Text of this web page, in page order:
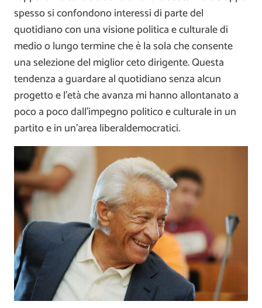
spesso si confondono interessi di parte del
quotidiano con una visione politica e culturale di
medio o lungo termine che è la sola che consente
una selezione del miglior ceto dirigente. Questa
tendenza a guardare al quotidiano senza alcun
progetto e l’età che avanza mi hanno allontanato a
poco a poco dall’impegno politico e culturale in un
partito e in un’area liberaldemocratici.